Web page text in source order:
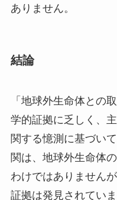
ありません。
結論
「地球外生命体との
学的証拠に乏しく、
関する憶測に基づい
関は、地球外生命体
わけではありません
証拠は発見されてい